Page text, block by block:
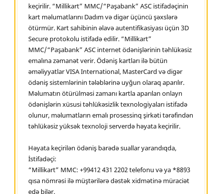
keçirilir. “Millikart” MMC/“Paşabank” ASC istifadəçinin
kart məlumatlarını Dadım və digər üçüncü şəxslərə
ötürmür. Kart sahibinin əlavə autentifikasiyası üçün 3D
Secure protokolu istifadə edilir. “Millikart”
MMC/“Paşabank” ASC internet ödənişlərinin təhlükəsiz
emalına zəmanət verir. Ödəniş kartları ilə bütün
əməliyyatlar VISA International, MasterCard və digər
ödəniş sistemlərinin tələblərinə uyğun olaraq aparılır.
Məlumatın ötürülməsi zamanı kartla aparılan onlayn
ödənişlərin xüsusi təhlükəsizlik texnologiyaları istifadə
olunur, məlumatların emalı prosessinq şirkəti tərəfindən
təhlükəsiz yüksək texnoloji serverdə həyata keçirilir.
Həyata keçirilən ödəniş barədə suallar yarandıqda,
İstifadəçi:
“Millikart” MMC: +99412 431 2202 telefonu və ya *8893
qısa nömrəsi ilə müştərilərə dəstək xidmətinə müraciət
edə bilər.